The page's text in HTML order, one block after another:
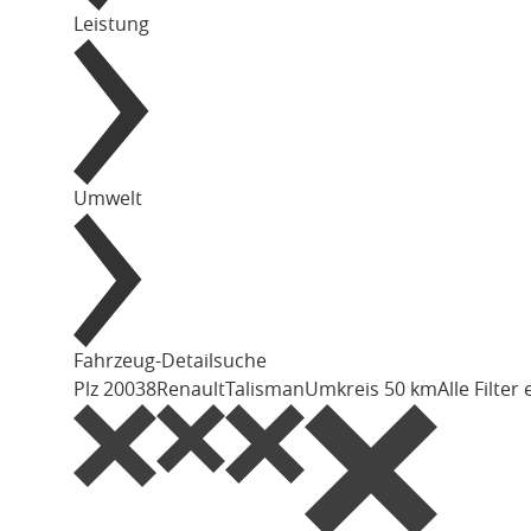
Leistung
Umwelt
Fahrzeug-Detailsuche
Plz 20038RenaultTalismanUmkreis 50 kmAlle Filter